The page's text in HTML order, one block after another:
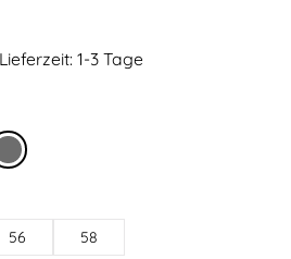
von 0 von 5 Sternen
1-3 Tage
verfügbar.)
ist zurzeit nicht verfügbar.)
Option ist zurzeit nicht verfügbar.)
Mittelgrau
ist zurzeit nicht verfügbar.)
56 58